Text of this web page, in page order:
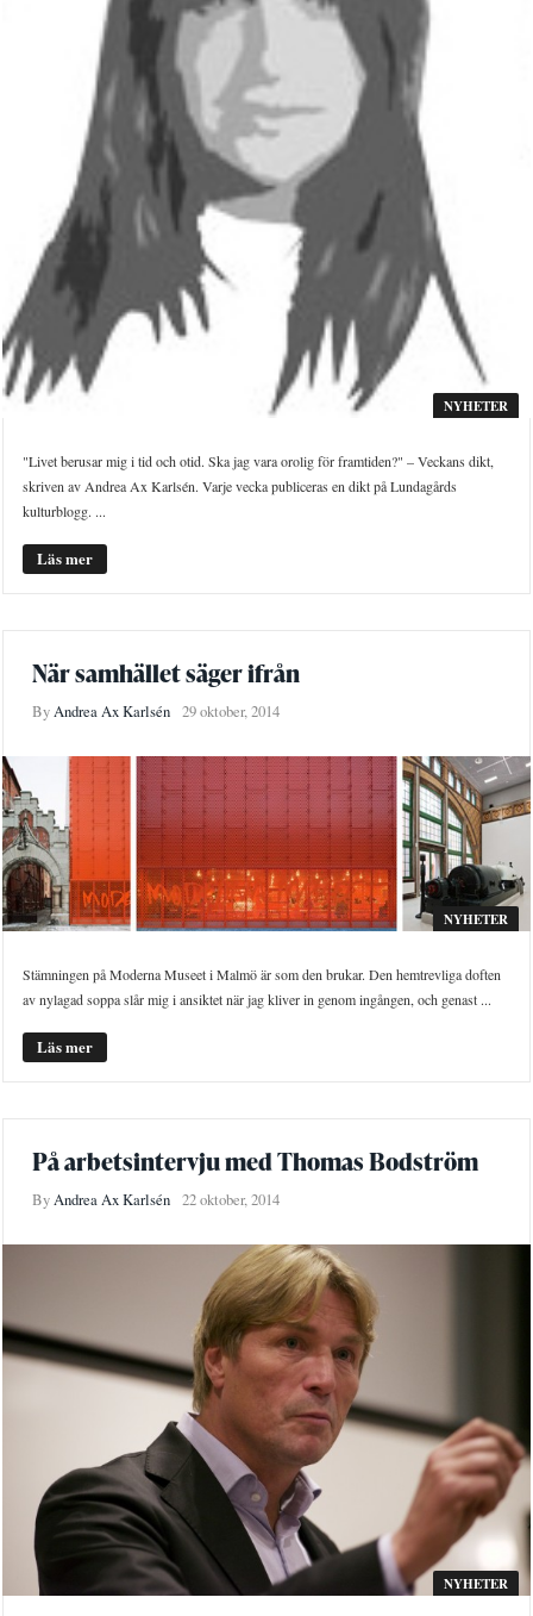
NYHETER
"Livet berusar mig i tid och otid. Ska jag vara orolig för framtiden?" – Veckans dikt,
skriven av Andrea Ax Karlsén. Varje vecka publiceras en dikt på Lundagårds
kulturblogg. ...
Läs mer
När samhället säger ifrån
ByAndrea Ax Karlsén 29 oktober, 2014
NYHETER
Stämningen på Moderna Museet i Malmö är som den brukar. Den hemtrevliga doften
av nylagad soppa slår mig i ansiktet när jag kliver in genom ingången, och genast ...
Läs mer
På arbetsintervju med Thomas Bodström
ByAndrea Ax Karlsén 22 oktober, 2014
NYHETER